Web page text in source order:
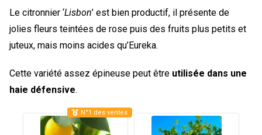
Le citronnier ‘Lisbon’ est bien productif, il présente de
jolies fleurs teintées de rose puis des fruits plus petits et
juteux, mais moins acides qu’Eureka.
Cette variété assez épineuse peut être utilisée dans une
haie défensive.
N°1 des ventes